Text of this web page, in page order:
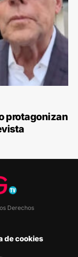
protagonizan
Derechos
de cookies